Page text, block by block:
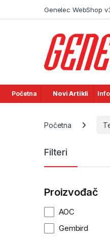
Genelec WebShop
Početna Novi Artikli
Početna
Filteri
Proizvođač
AOC
Gembird